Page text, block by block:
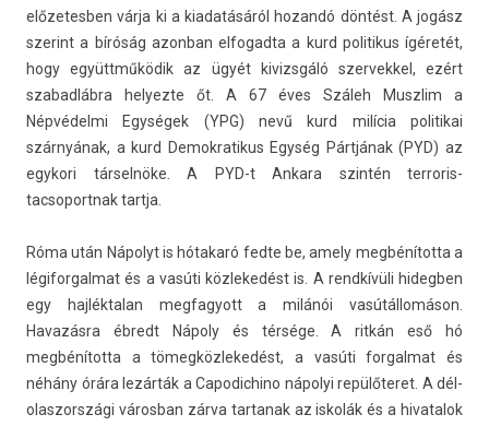
előzetesb­en várja ki a kiadatásáról hozandó döntést. A jogász
szerint a bíróság azon­ban el­fogad­ta a kurd politikus ígéretét,
hogy együttműködik az ügyét kivizsgáló szer­vekkel, ezért
szabad­lábra helyez­te őt. A 67 éves Száleh Muszlim a
Népvédelmi Egységek (YPG) nevű kurd milícia politikai
szárnyának, a kurd De­mok­ratikus Egység Pártjának (PYD) az
egykori társelnöke. A PYD-t An­kara szintén ter­roris­
tacsoportnak tartja.
Róma után Nápolyt is hótakaró fedte be, amely megbénította a
légifor­galmat és a vasúti köz­lekedést is. A rendkívüli hidegb­en
egy haj­léktalan meg­fagyott a milánói vasútállomáson.
Havazásra ébredt Nápoly és térsége. A ritkán eső hó
megbénította a tömeg­közlekedést, a vasúti for­galmat és
néhány órára lezárták a Capodic­hino nápolyi repülőteret. A dél-
olaszországi város­ban zárva tar­tanak az iskolák és a hivatalok